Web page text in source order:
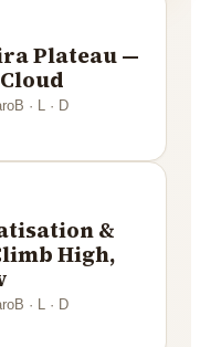
Plateau —
B · L · D
&
High,
B · L · D